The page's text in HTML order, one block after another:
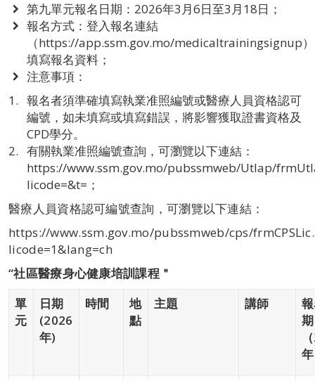
第九單元報名日期：2026年3月6日至3月18日；
報名方式：登入報名連結
（https://app.ssm.gov.mo/medicaltrainingsignup）
填寫報名資料；
注意事項：
報名者須準確填寫執業准照編號或醫療人員資格認可
編號，如未填寫或填寫錯誤，將影響獲取證書資格及
CPD學分。
有關執業准照編號查詢，可瀏覽以下連結：
https://www.ssm.gov.mo/pubssmweb/Utlap/
licode=&t=；
醫療人員資格認可編號查詢，可瀏覽以下連結：
https://www.ssm.gov.mo/pubssmweb/cps/
licode=1&lang=ch
“社區醫療身心健康培訓課程＂
單
元
日期
(2026
年)
時間
地
點
主題 講師
期
（